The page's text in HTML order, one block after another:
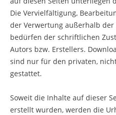
Die Vervielfältigung,
der Verwertung außerhalb
bedürfen der schriftlichen
Autors bzw. Erstellers.
sind nur für den privaten,
gestattet.
Soweit die Inhalte auf dieser
erstellt wurden, werden die